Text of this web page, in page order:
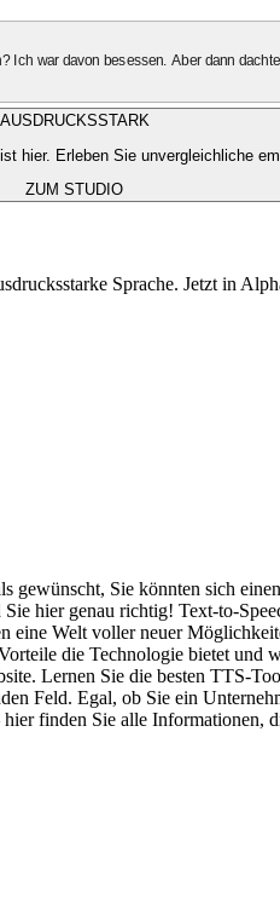
Ich war davon besessen. Aber dann
AUSDRUCKSSTARK
hier. Erleben Sie unvergleichliche
ZUM STUDIO
Sprache. Jetzt in
Sie könnten sich
hier genau richtig! Text-to-
eine Welt voller neuer
die Technologie bietet und
Lernen Sie die besten TTS-
Feld. Egal, ob Sie ein
finden Sie alle Informationen,